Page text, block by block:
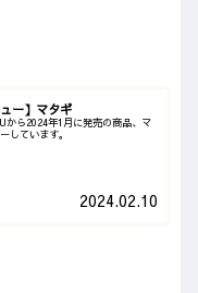
ー】マタギ
ら2024年1月に発売の商品、マ
しています。
2024.02.10